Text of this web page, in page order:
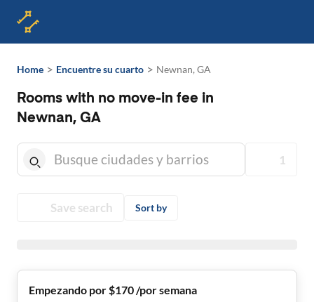
Home > Encuentre su cuarto > Newnan, GA
Rooms with no move-in fee in
Newnan, GA
1
Save search Sort by
Empezando por $170 /por semana